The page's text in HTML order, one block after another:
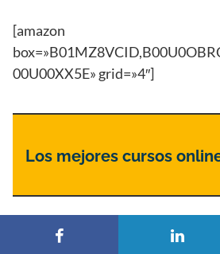
[amazon
00U00XX5E» grid=»4″]
Los mejores cursos